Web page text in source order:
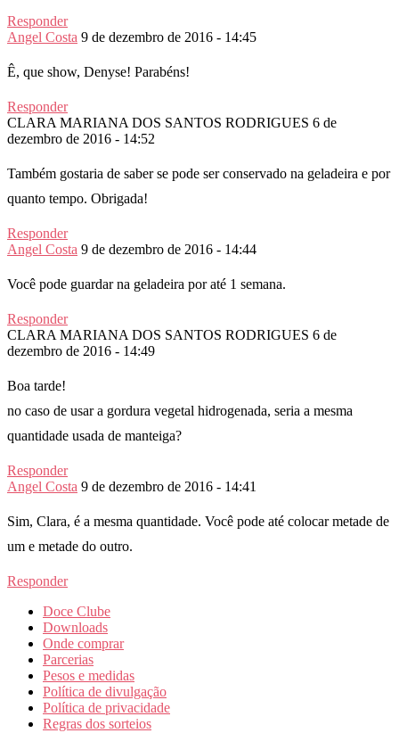
Responder
Angel Costa 9 de dezembro de 2016 - 14:45
Ê, que show, Denyse! Parabéns!
Responder
CLARA MARIANA DOS SANTOS RODRIGUES 6 de
dezembro de 2016 - 14:52
Também gostaria de saber se pode ser conservado na geladeira e por
quanto tempo. Obrigada!
Responder
Angel Costa 9 de dezembro de 2016 - 14:44
Você pode guardar na geladeira por até 1 semana.
Responder
CLARA MARIANA DOS SANTOS RODRIGUES 6 de
dezembro de 2016 - 14:49
Boa tarde!
no caso de usar a gordura vegetal hidrogenada, seria a mesma
quantidade usada de manteiga?
Responder
Angel Costa 9 de dezembro de 2016 - 14:41
Sim, Clara, é a mesma quantidade. Você pode até colocar metade de
um e metade do outro.
Responder
Doce Clube
Downloads
Onde comprar
Parcerias
Pesos e medidas
Política de divulgação
Política de privacidade
Regras dos sorteios